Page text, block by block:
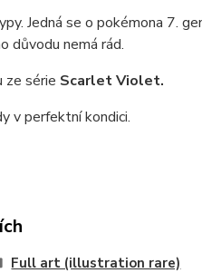
Jedná se o pokémona 7.
důvodu nemá rád.
ze série Scarlet Violet.
v perfektní kondici.
Full art (illustration rare)